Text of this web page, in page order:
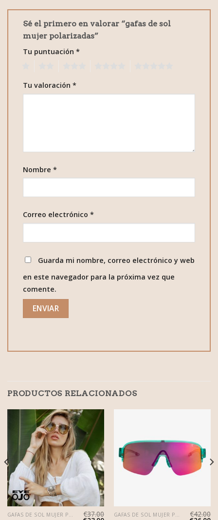
Sé el primero en valorar “gafas de sol
mujer polarizadas”
Tu puntuación *
Tu valoración *
Nombre *
Correo electrónico *
Guarda mi nombre, correo electrónico y web
en este navegador para la próxima vez que
comente.
PRODUCTOS RELACIONADOS
€37.00 €42.00